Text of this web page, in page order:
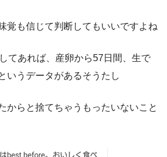
覚も信じて判断してもいいですよね
てあれば、産卵から57日間、生で
いうデータがあるそうたし
からと捨てちゃうもったいないこと